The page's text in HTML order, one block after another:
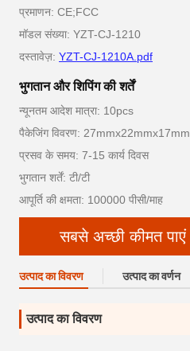
प्रमाणन: CE;FCC
मॉडल संख्या: YZT-CJ-1210
दस्तावेज़: YZT-CJ-1210A.pdf
भुगतान और शिपिंग की शर्तें
न्यूनतम आदेश मात्रा: 10pcs
पैकेजिंग विवरण: 27mmx22mmx17mm
प्रसव के समय: 7-15 कार्य दिवस
भुगतान शर्तें: टी/टी
आपूर्ति की क्षमता: 100000 पीसी/माह
सबसे अच्छी कीमत पाएं
उत्पाद का विवरण उत्पाद का वर्णन
उत्पाद का विवरण